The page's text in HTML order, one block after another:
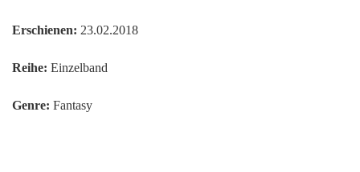
Erschienen: 23.02.2018
Reihe: Einzelband
Genre: Fantasy